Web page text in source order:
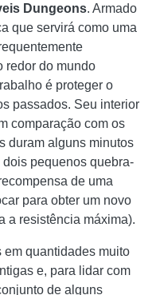
​​Dungeons. Armado
que servirá como uma
redor do mundo
é proteger o
passados. Seu interior
comparação com os
duram alguns minutos
pequenos quebra-
de uma
para obter um novo
a resistência máxima).
em quantidades muito
e, para lidar com
de alguns